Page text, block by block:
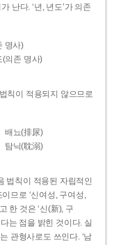
난다. ‘년, 년도’가 의존
명사)
의존 명사)
칙이 적용되지 않으므로
배뇨(排尿)
탐닉(耽溺)
법칙이 적용된 자립적인
이므로 ‘신여성, 구여성,
한 것은 ‘신(新), 구
는 점을 밝힌 것이다. 실
관형사로도 쓰인다. ‘남